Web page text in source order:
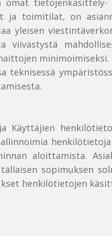
ja toimitilat, on
yleisen
viivästystä
minimoimiseksi.
teknisessä
Käyttäjien
aloittamista.
sopimuksen
henkilötietojen